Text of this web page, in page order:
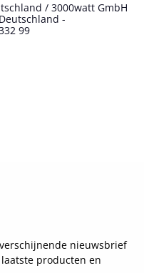
/ 3000watt GmbH
-
99
nieuwsbrief
producten en